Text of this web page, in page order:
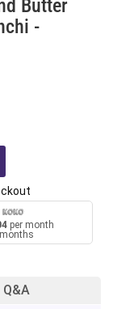
Butter
-
per month
Q&A